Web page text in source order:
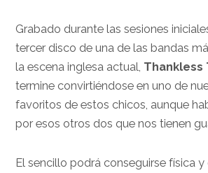
Grabado durante las sesiones
tercer disco de una de las bandas
la escena inglesa actual, Thankless
termine convirtiéndose en uno de
favoritos de estos chicos, aunque
por esos otros dos que nos tienen
El sencillo podrá conseguirse física